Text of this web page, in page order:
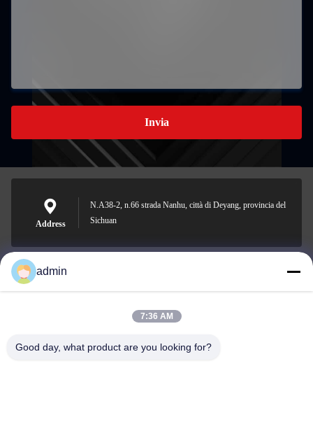
Invia
Address
N.A38-2, n.66 strada Nanhu, città di Deyang, provincia del
Sichuan
Nero@enlaibio.com
admin
7:36 AM
Good day, what product are you looking for?